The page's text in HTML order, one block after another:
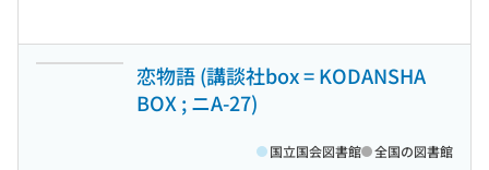
恋物語 (講談社box = KODANSHA
BOX ; ニA-27)
国立国会図書館 全国の図書館